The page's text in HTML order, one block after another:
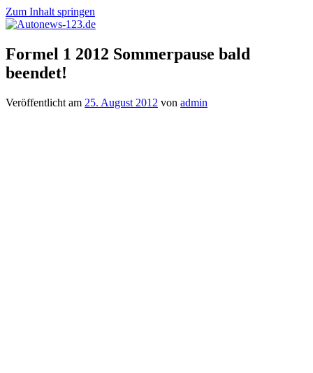
Zum Inhalt springen
Autonews-
123.de
Autonews
mit
Charme
Formel 1 2012 Sommerpause bald
beendet!
Veröffentlicht am 25. August 2012 von admin